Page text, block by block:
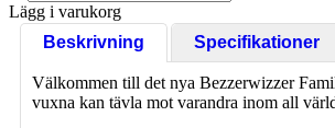
Lägg i varukorg
Beskrivning
Specifikationer
Välkommen till det nya Bezzerwizzer
vuxna kan tävla mot varandra inom all